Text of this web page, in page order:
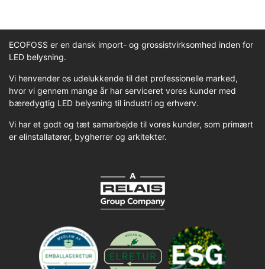
ECOFOSS er en dansk import- og grossistvirksomhed inden for
LED belysning.
Vi henvender os udelukkende til det professionelle marked,
hvor vi gennem mange år har serviceret vores kunder med
bæredygtig LED belysning til industri og erhverv.
Vi har et godt og tæt samarbejde til vores kunder, som primært
er elinstallatører, bygherrer og arkitekter.